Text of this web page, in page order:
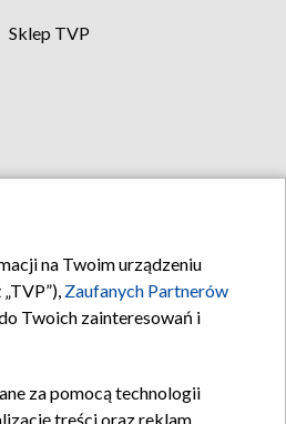
Sklep TVP
na Twoim urządzeniu
Zaufanych Partnerów
Twoich zainteresowań i
za pomocą technologii
treści oraz reklam,